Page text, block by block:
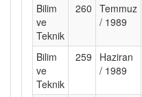
Bilim
ve
Teknik
260 Temmuz
/ 1989
Bilim
ve
Teknik
259
Haziran
/ 1989